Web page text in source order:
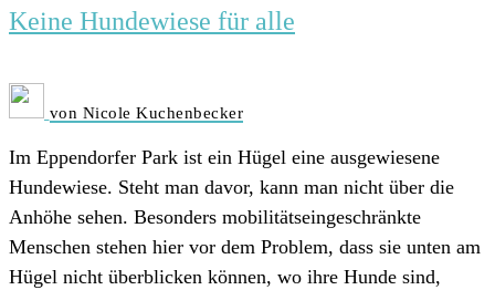
Keine Hundewiese für alle
von Nicole Kuchenbecker
Im Eppendorfer Park ist ein Hügel eine ausgewiesene
Hundewiese. Steht man davor, kann man nicht über die
Anhöhe sehen. Besonders mobilitätseingeschränkte
Menschen stehen hier vor dem Problem, dass sie unten am
Hügel nicht überblicken können, wo ihre Hunde sind,